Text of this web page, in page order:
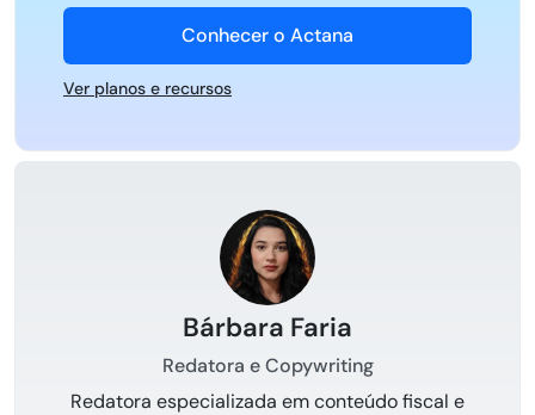
Conhecer o Actana
Ver planos e recursos
Bárbara Faria
Redatora e Copywriting
Redatora especializada em conteúdo fiscal e